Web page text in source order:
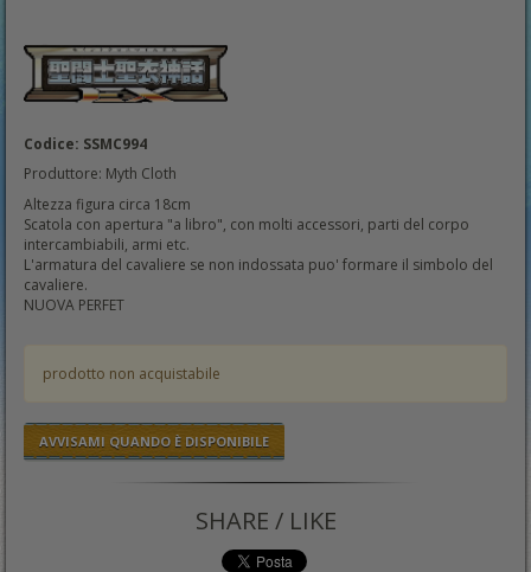
Codice: SSMC994
Produttore: Myth Cloth
Altezza figura circa 18cm
Scatola con apertura "a libro", con molti accessori, parti del corpo
intercambiabili, armi etc.
L'armatura del cavaliere se non indossata puo' formare il simbolo del
cavaliere.
NUOVA PERFET
prodotto non acquistabile
AVVISAMI QUANDO È DISPONIBILE
SHARE / LIKE